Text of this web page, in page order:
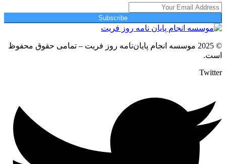
Subscribe
© 2025 موسسه انجام پایان‌نامه روز فریت – تمامی حقوق محفوظ
است.
Twitter